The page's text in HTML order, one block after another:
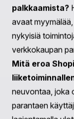
kanssa
Heidän
tehokkaasti
optimoiden
Toimintojen
laajentamiseen,
haasteiden